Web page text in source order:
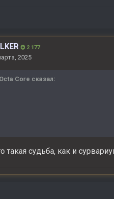
2 177
2025
Octa Core сказал:
такая судьба, как и